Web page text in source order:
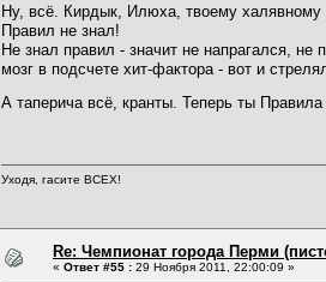
Ну, всё. Кирдык, Илюха, твоему
Правил не знал!
Не знал правил - значит не напрагался,
мозг в подсчете хит-фактора - вот и
А таперича всё, кранты. Теперь ты
Уходя, гасите ВСЕХ!
Re: Чемпионат города Перми
« Ответ #55 : 29 Ноября 2011, 22:00:09 »